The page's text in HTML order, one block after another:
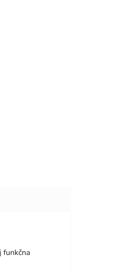
5 z 5 hviezdičiek.
funkčna